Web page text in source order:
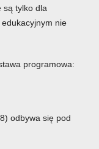
są tylko dla
edukacyjnym nie
programowa:
odbywa się pod